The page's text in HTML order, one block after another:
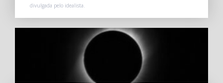
divulgada pelo idealista.